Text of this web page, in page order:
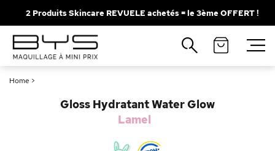
2 Produits Skincare REVUELE achetés = le 3ème OFFERT !
Home >
Gloss Hydratant Water Glow
Lamel
Fermer
Recherches populaires